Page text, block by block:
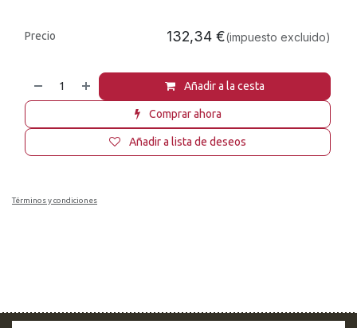
Añadir a la cesta
Comprar ahora
Añadir a lista de deseos
Precio 132,34 €(impuesto excluido)
Términos y condiciones